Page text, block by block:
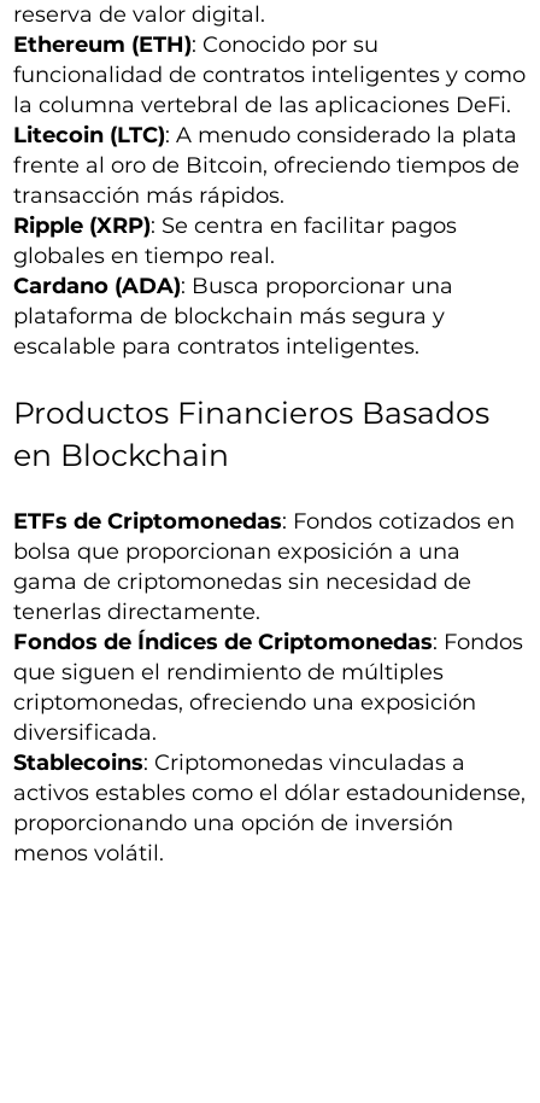
reserva de valor digital.
Ethereum (ETH): Conocido por su
funcionalidad de contratos inteligentes y como
la columna vertebral de las aplicaciones DeFi.
Litecoin (LTC): A menudo considerado la plata
frente al oro de Bitcoin, ofreciendo tiempos de
transacción más rápidos.
Ripple (XRP): Se centra en facilitar pagos
globales en tiempo real.
Cardano (ADA): Busca proporcionar una
plataforma de blockchain más segura y
escalable para contratos inteligentes.
Productos Financieros Basados
en Blockchain
ETFs de Criptomonedas: Fondos cotizados en
bolsa que proporcionan exposición a una
gama de criptomonedas sin necesidad de
tenerlas directamente.
Fondos de Índices de Criptomonedas: Fondos
que siguen el rendimiento de múltiples
criptomonedas, ofreciendo una exposición
diversificada.
Stablecoins: Criptomonedas vinculadas a
activos estables como el dólar estadounidense,
proporcionando una opción de inversión
menos volátil.